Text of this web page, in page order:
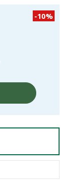
-10%